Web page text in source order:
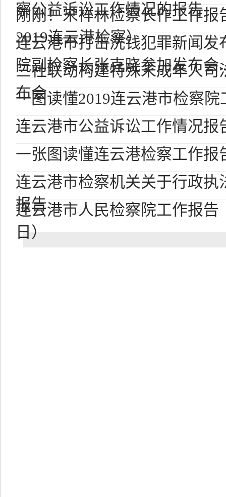
察公益诉讼工作情况的报告
刚刚！宋祥林检察长作工作报
2019连云港检察）
连云港市打击洗钱犯罪新闻发
院副检察长张克晓参加发布会
三社联动构建特殊未成年人司
布会
一图读懂2019连云港市检察院
连云港市公益诉讼工作情况报
一张图读懂连云港检察工作报
连云港市检察机关关于行政执
报告
连云港市人民检察院工作报告
日）